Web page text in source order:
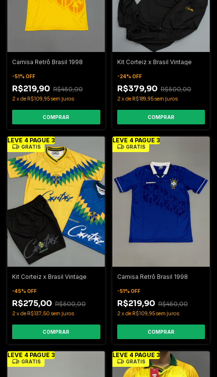
Camisa Retrô Brasil 1998
-51% OFF
R$219,90 R$450,00
2 x de R$109,95sem juros
COMPRAR
Kit Corteiz x Brasil Vintage
-24% OFF
R$379,90 R$500,00
2 x de R$189,95sem juros
COMPRAR
LEVE 4 PAGUE 3
GRÁTIS
Kit Corteiz x Brasil Vintage
-45% OFF
R$275,00 R$500,00
2 xde R$137,50 sem juros
COMPRAR
LEVE 4 PAGUE 3
GRÁTIS
Camisa Retrô Brasil 1998
-51% OFF
R$219,90 R$450,00
2 xde R$109,95sem juros
COMPRAR
LEVE 4 PAGUE 3
GRÁTIS
LEVE 4 PAGUE 3
GRÁTIS